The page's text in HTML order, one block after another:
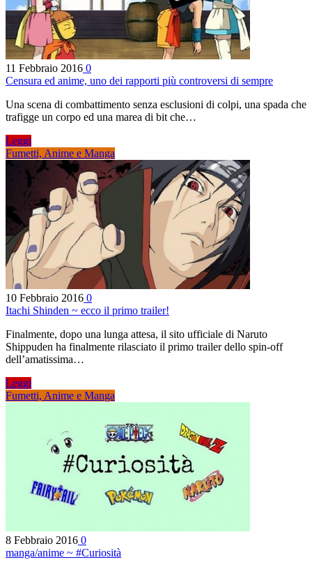
11 Febbraio 2016 0
Censura ed anime, uno dei rapporti più controversi di sempre
Una scena di combattimento senza esclusioni di colpi, una spada che
trafigge un corpo ed una marea di bit che…
Leggi
Fumetti, Anime e Manga
10 Febbraio 2016 0
Itachi Shinden ~ ecco il primo trailer!
Finalmente, dopo una lunga attesa, il sito ufficiale di Naruto
Shippuden ha finalmente rilasciato il primo trailer dello spin-off
dell’amatissima…
Leggi
Fumetti, Anime e Manga
8 Febbraio 2016 0
manga/anime ~ #Curiosità